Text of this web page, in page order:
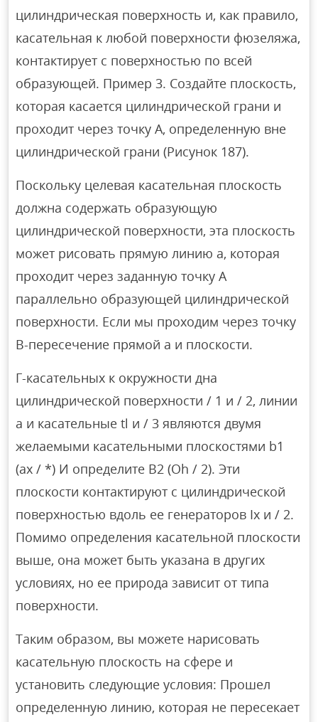
цилиндрическая поверхность и, как правило,
касательная к любой поверхности фюзеляжа,
контактирует с поверхностью по всей
образующей. Пример 3. Создайте плоскость,
которая касается цилиндрической грани и
проходит через точку А, определенную вне
цилиндрической грани (Рисунок 187).
Поскольку целевая касательная плоскость
должна содержать образующую
цилиндрической поверхности, эта плоскость
может рисовать прямую линию a, которая
проходит через заданную точку A
параллельно образующей цилиндрической
поверхности. Если мы проходим через точку
B-пересечение прямой a и плоскости.
Γ-касательных к окружности дна
цилиндрической поверхности / 1 и / 2, линии
a и касательные tl и / 3 являются двумя
желаемыми касательными плоскостями b1
(ax / *) И определите B2 (Oh / 2). Эти
плоскости контактируют с цилиндрической
поверхностью вдоль ее генераторов Ix и / 2.
Помимо определения касательной плоскости
выше, она может быть указана в других
условиях, но ее природа зависит от типа
поверхности.
Таким образом, вы можете нарисовать
касательную плоскость на сфере и
установить следующие условия: Прошел
определенную линию, которая не пересекает